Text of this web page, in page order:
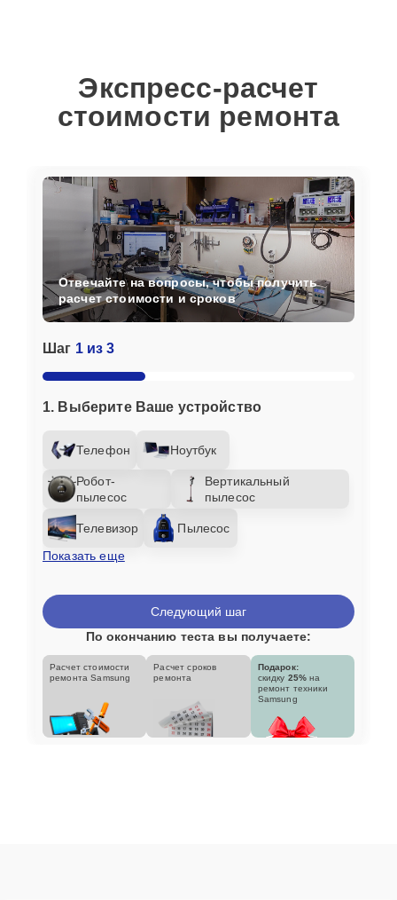
Экспресс-расчет
стоимости ремонта
Шаг 1 из 3
1. Выберите Ваше устройство
Телефон Ноутбук
Робот-
пылесос
Вертикальный
пылесос
Телевизор
Пылесос
Показать еще
Отвечайте на вопросы, чтобы получить
расчет стоимости и сроков
Следующий шаг
По окончанию теста вы получаете:
Расчет стоимости
ремонта Samsung
Расчет сроков
ремонта
Подарок:
скидку 25% на
ремонт техники
Samsung